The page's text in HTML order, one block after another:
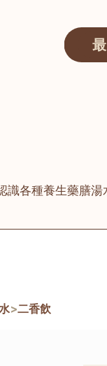
識各種養生藥膳湯
>二香飲